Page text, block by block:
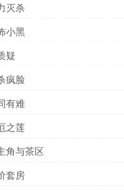
灭杀
小黑
疑
疯脸
有难
之莲
角与茶区
套房